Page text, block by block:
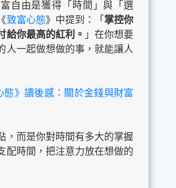
自由是獲得「時間」與「選
致富心態》中提到：「 掌控你
給你最高的紅利。 」在你想要
人一起做想做的事，就能讓人
態》讀後感：關於金錢與財富
，而是你對時間有多大的掌握
配時間，把注意力放在想做的